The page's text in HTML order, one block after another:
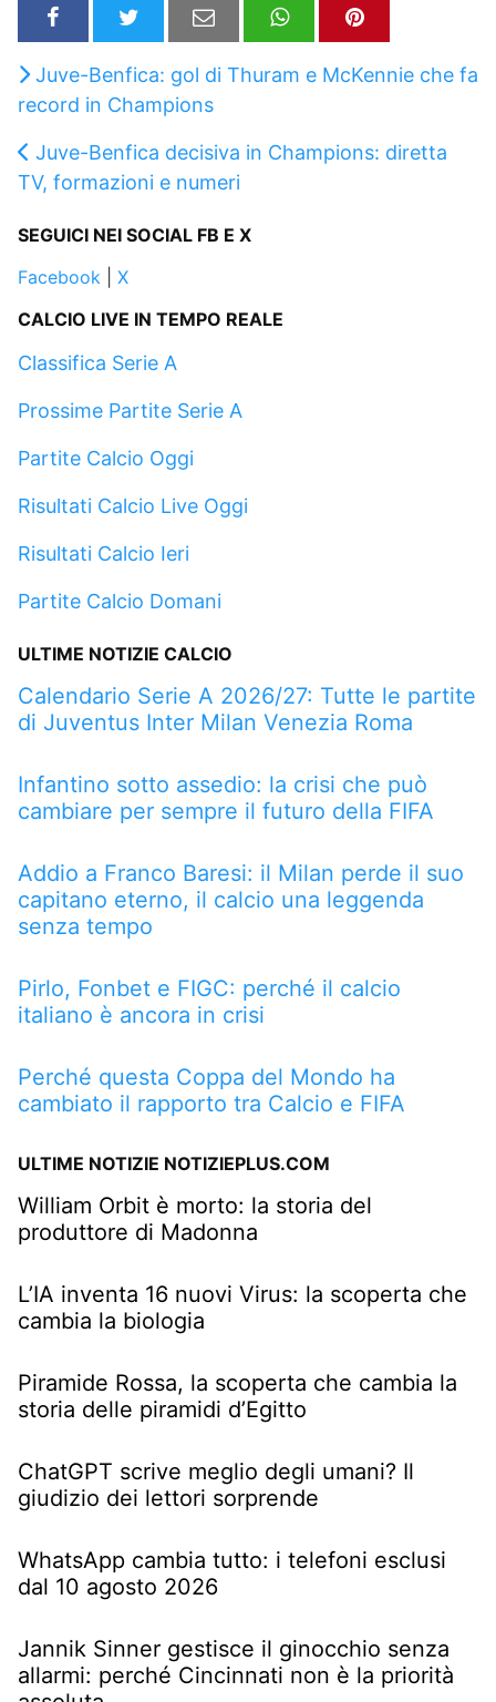
Juve-Benfica: gol di Thuram e McKennie che fa
record in Champions
Juve-Benfica decisiva in Champions: diretta
TV, formazioni e numeri
SEGUICI NEI SOCIAL FB E X
Facebook
X
CALCIO LIVE IN TEMPO REALE
Classifica Serie A
Prossime Partite Serie A
Partite Calcio Oggi
Risultati Calcio Live Oggi
Risultati Calcio Ieri
Partite Calcio Domani
ULTIME NOTIZIE CALCIO
Calendario Serie A 2026/27: Tutte le partite
di Juventus Inter Milan Venezia Roma
Infantino sotto assedio: la crisi che può
cambiare per sempre il futuro della FIFA
Addio a Franco Baresi: il Milan perde il suo
capitano eterno, il calcio una leggenda
senza tempo
Pirlo, Fonbet e FIGC: perché il calcio
italiano è ancora in crisi
Perché questa Coppa del Mondo ha
cambiato il rapporto tra Calcio e FIFA
ULTIME NOTIZIE NOTIZIEPLUS.COM
William Orbit è morto: la storia del
produttore di Madonna
L’IA inventa 16 nuovi Virus: la scoperta che
cambia la biologia
Piramide Rossa, la scoperta che cambia la
storia delle piramidi d’Egitto
ChatGPT scrive meglio degli umani? Il
giudizio dei lettori sorprende
WhatsApp cambia tutto: i telefoni esclusi
dal 10 agosto 2026
Jannik Sinner gestisce il ginocchio senza
allarmi: perché Cincinnati non è la priorità